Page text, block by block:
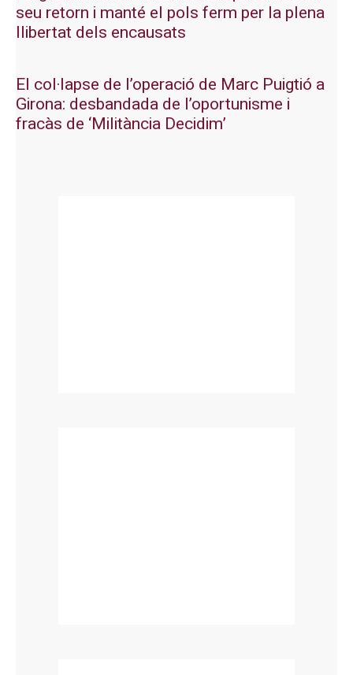
seu retorn i manté el pols ferm per la plena
llibertat dels encausats
El col·lapse de l’operació de Marc Puigtió a
Girona: desbandada de l’oportunisme i
fracàs de ‘Militància Decidim’